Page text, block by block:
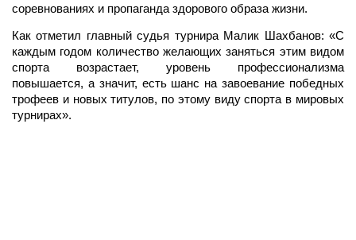
соревнованиях и пропаганда здорового образа жизни.
Как отметил главный судья турнира Малик Шахбанов: «С
каждым годом количество желающих заняться этим видом
спорта возрастает, уровень профессионализма
повышается, а значит, есть шанс на завоевание победных
трофеев и новых титулов, по этому виду спорта в мировых
турнирах».